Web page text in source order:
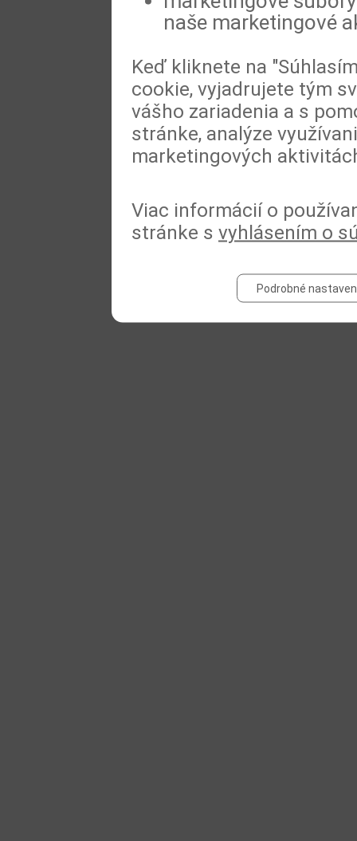
naše marketingové
Keď kliknete na
cookie, vyjadrujete tým
vášho zariadenia a s
stránke, analýze
marketingových
Viac informácií o
stránke s vyhlásením o
Podrobné